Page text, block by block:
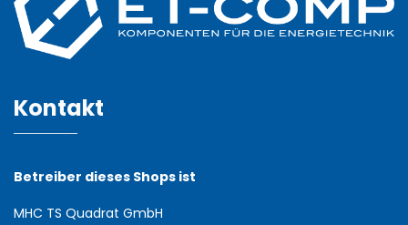
Kontakt
Betreiber dieses Shops ist
MHC TS Quadrat GmbH